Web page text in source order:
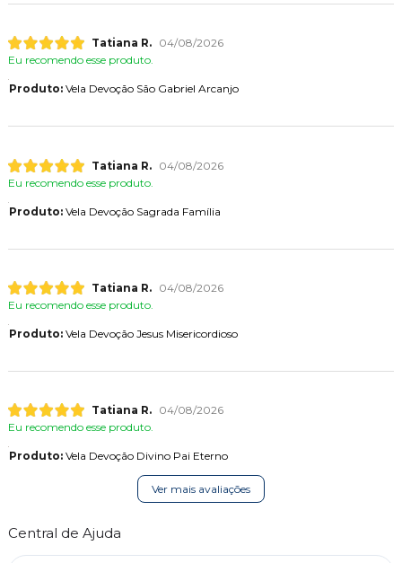
Tatiana R.
04/08/2026
Eu recomendo esse produto.
Produto:Vela Devoção São Gabriel Arcanjo
Tatiana R.
04/08/2026
Eu recomendo esse produto.
Produto:Vela Devoção Sagrada Família
Tatiana R.
04/08/2026
Eu recomendo esse produto.
Produto:Vela Devoção Jesus Misericordioso
Tatiana R.
04/08/2026
Eu recomendo esse produto.
Produto:Vela Devoção Divino Pai Eterno
Ver mais avaliações
Central de Ajuda